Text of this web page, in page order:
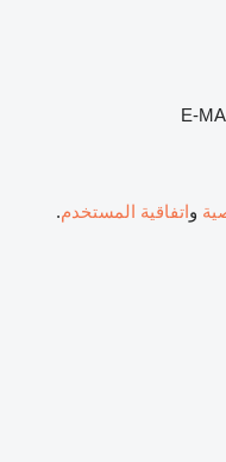
واتفاقية المستخدم.